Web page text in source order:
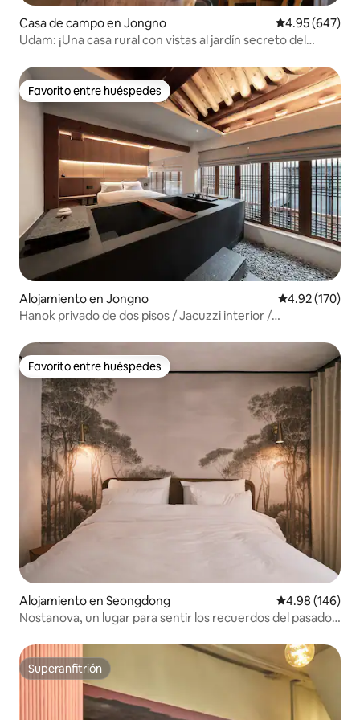
Casa de campo en Jongno Calificación
4.95 (647)
Udam: ¡Una casa rural con vistas al jardín secreto del
Favorito entre huéspedes
Favorito entre huéspedes
Alojamiento en Jongno Calificación
4.92 (170)
Hanok privado de dos pisos / Jacuzzi interior /
Bukchon, Samcheong-dong, Palacio Gyeongbokgung
Favorito entre huéspedes
Favorito entre huéspedes
Alojamiento en Seongdong Calificación
4.98 (146)
Nostanova, un lugar para sentir los recuerdos del pasado
Superanfitrión
Superanfitrión